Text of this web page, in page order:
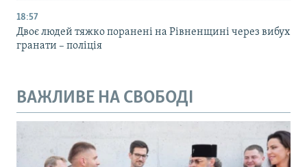
18:57
Двоє людей тяжко поранені на Рівненщині через вибух
гранати – поліція
ВАЖЛИВЕ НА СВОБОДІ